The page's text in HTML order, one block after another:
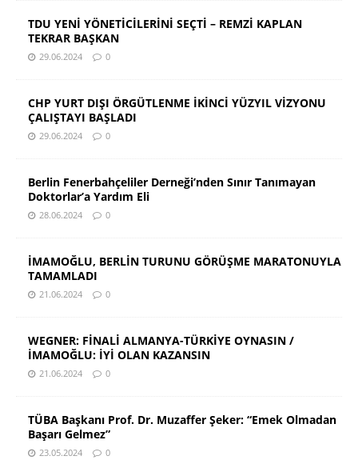
TDU YENİ YÖNETİCİLERİNİ SEÇTİ – REMZİ KAPLAN
TEKRAR BAŞKAN
29.06.2024 0
CHP YURT DIŞI ÖRGÜTLENME İKİNCİ YÜZYIL VİZYONU
ÇALIŞTAYI BAŞLADI
29.06.2024 0
Berlin Fenerbahçeliler Derneği’nden Sınır Tanımayan
Doktorlar’a Yardım Eli
28.06.2024 0
İMAMOĞLU, BERLİN TURUNU GÖRÜŞME MARATONUYLA
TAMAMLADI
21.06.2024 0
WEGNER: FİNALİ ALMANYA-TÜRKİYE OYNASIN /
İMAMOĞLU: İYİ OLAN KAZANSIN
21.06.2024 0
TÜBA Başkanı Prof. Dr. Muzaffer Şeker: “Emek Olmadan
Başarı Gelmez”
23.05.2024 0